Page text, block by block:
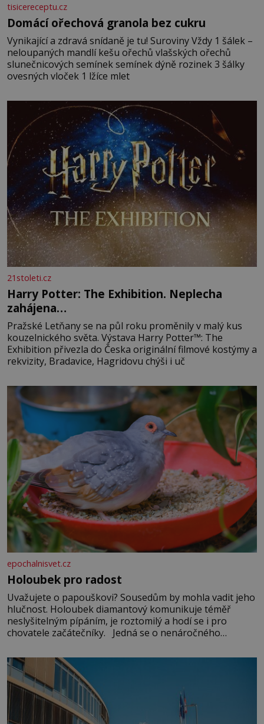
tisicereceptu.cz
Domácí ořechová granola bez cukru
Vynikající a zdravá snídaně je tu! Suroviny Vždy 1 šálek –
neloupaných mandlí kešu ořechů vlašských ořechů
slunečnicových semínek semínek dýně rozinek 3 šálky
ovesných vloček 1 lžíce mlet
21stoleti.cz
Harry Potter: The Exhibition. Neplecha
zahájena…
Pražské Letňany se na půl roku proměnily v malý kus
kouzelnického světa. Výstava Harry Potter™: The
Exhibition přivezla do Česka originální filmové kostýmy a
rekvizity, Bradavice, Hagridovu chýši i uč
epochalnisvet.cz
Holoubek pro radost
Uvažujete o papouškovi? Sousedům by mohla vadit jeho
hlučnost. Holoubek diamantový komunikuje téměř
neslyšitelným pípáním, je roztomilý a hodí se i pro
chovatele začátečníky. Jedná se o nenáročného
času tráví na zemi, kde sbírá zbytky semínek Jeho
domovinou je prakticky celá Austrálie s výjimkou
pobřežní oblasti.